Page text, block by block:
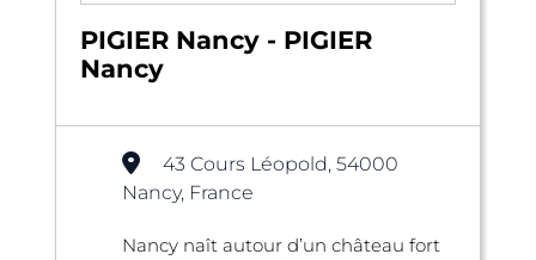
PIGIER Nancy - PIGIER
Nancy
43 Cours Léopold, 54000
Nancy, France
Nancy naît autour d’un château fort